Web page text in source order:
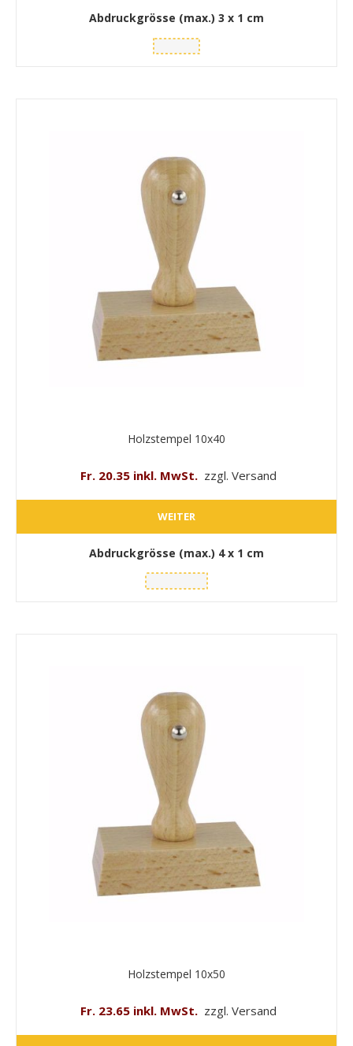
Abdruckgrösse (max.) 3 x 1 cm
Holzstempel 10x40
Fr. 20.35 inkl. MwSt. zzgl. Versand
WEITER
Abdruckgrösse (max.) 4 x 1 cm
Holzstempel 10x50
Fr. 23.65 inkl. MwSt. zzgl. Versand